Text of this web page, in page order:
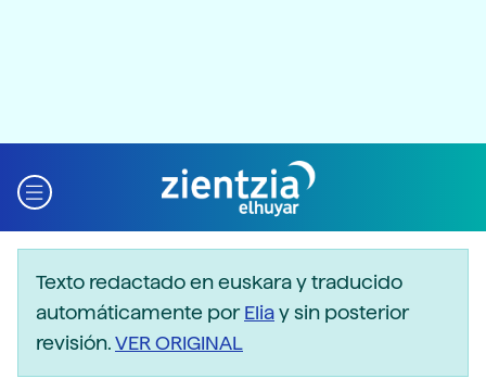
Texto redactado en euskara y traducido
automáticamente porEliay sin posterior
revisión.VER ORIGINAL